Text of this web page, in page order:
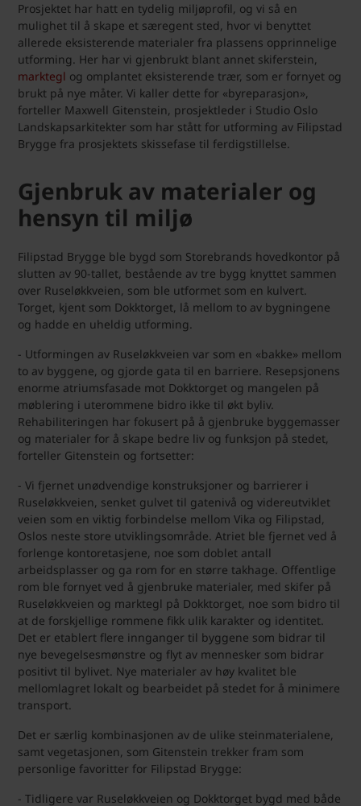
Prosjektet har hatt en tydelig miljøprofil, og vi så en
mulighet til å skape et særegent sted, hvor vi benyttet
allerede eksisterende materialer fra plassens opprinnelige
utforming. Her har vi gjenbrukt blant annet skiferstein,
marktegl og omplantet eksisterende trær, som er fornyet og
brukt på nye måter. Vi kaller dette for «byreparasjon»,
forteller Maxwell Gitenstein, prosjektleder i Studio Oslo
Landskapsarkitekter som har stått for utforming av Filipstad
Brygge fra prosjektets skissefase til ferdigstillelse.
Gjenbruk av materialer og
hensyn til miljø
Filipstad Brygge ble bygd som Storebrands hovedkontor på
slutten av 90-tallet, bestående av tre bygg knyttet sammen
over Ruseløkkveien, som ble utformet som en kulvert.
Torget, kjent som Dokktorget, lå mellom to av bygningene
og hadde en uheldig utforming.
- Utformingen av Ruseløkkveien var som en «bakke» mellom
to av byggene, og gjorde gata til en barriere. Resepsjonens
enorme atriumsfasade mot Dokktorget og mangelen på
møblering i uterommene bidro ikke til økt byliv.
Rehabiliteringen har fokusert på å gjenbruke byggemasser
og materialer for å skape bedre liv og funksjon på stedet,
forteller Gitenstein og fortsetter:
- Vi fjernet unødvendige konstruksjoner og barrierer i
Ruseløkkveien, senket gulvet til gatenivå og videreutviklet
veien som en viktig forbindelse mellom Vika og Filipstad,
Oslos neste store utviklingsområde. Atriet ble fjernet ved å
forlenge kontoretasjene, noe som doblet antall
arbeidsplasser og ga rom for en større takhage. Offentlige
rom ble fornyet ved å gjenbruke materialer, med skifer på
Ruseløkkveien og marktegl på Dokktorget, noe som bidro til
at de forskjellige rommene fikk ulik karakter og identitet.
Det er etablert flere innganger til byggene som bidrar til
nye bevegelsesmønstre og flyt av mennesker som bidrar
positivt til bylivet. Nye materialer av høy kvalitet ble
mellomlagret lokalt og bearbeidet på stedet for å minimere
transport.
Det er særlig kombinasjonen av de ulike steinmaterialene,
samt vegetasjonen, som Gitenstein trekker fram som
personlige favoritter for Filipstad Brygge:
- Tidligere var Ruseløkkveien og Dokktorget bygd med både